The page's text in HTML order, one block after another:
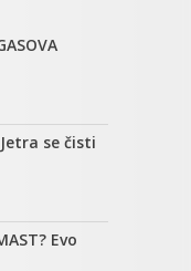
Jetra se čisti
Evo